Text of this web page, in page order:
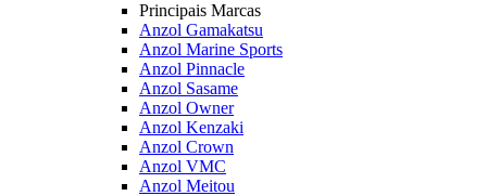
Principais Marcas
Anzol Gamakatsu
Anzol Marine Sports
Anzol Pinnacle
Anzol Sasame
Anzol Owner
Anzol Kenzaki
Anzol Crown
Anzol VMC
Anzol Meitou